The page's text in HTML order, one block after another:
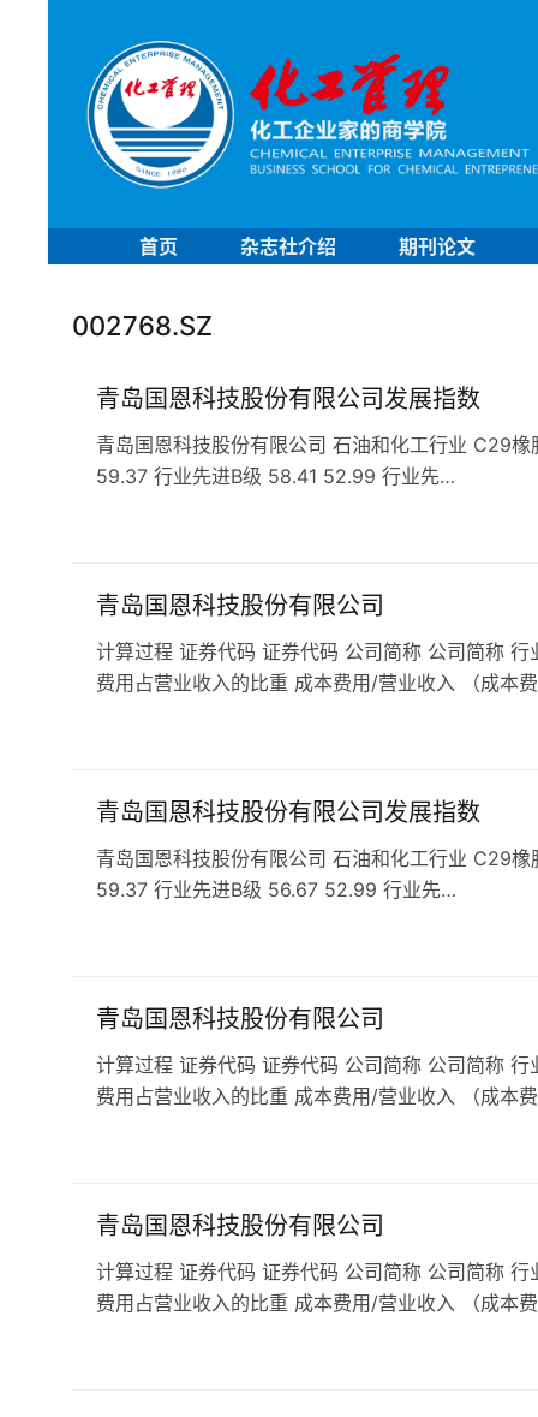
首页 杂志社介绍 期刊论文
002768.SZ
青岛国恩科技股份有限公司发展指数
青岛国恩科技股份有限公司 石油和化工行业 C29
59.37 行业先进B级 58.41 52.99 行业先…
青岛国恩科技股份有限公司
计算过程 证券代码 证券代码 公司简称 公司简称
费用占营业收入的比重 成本费用/营业收入 （成本
青岛国恩科技股份有限公司发展指数
青岛国恩科技股份有限公司 石油和化工行业 C29
59.37 行业先进B级 56.67 52.99 行业先…
青岛国恩科技股份有限公司
计算过程 证券代码 证券代码 公司简称 公司简称
费用占营业收入的比重 成本费用/营业收入 （成本
青岛国恩科技股份有限公司
计算过程 证券代码 证券代码 公司简称 公司简称
费用占营业收入的比重 成本费用/营业收入 （成本